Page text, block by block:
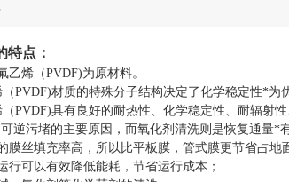
特点：
烯（PVDF)为原材料。
PVDF)材质的特殊分子结构决定了化学稳定性*为
PVDF)具有良好的耐热性、化学稳定性、耐辐射
逆污堵的主要原因，而氧化剂清洗则是恢复通量*
丝填充率高，所以比平板膜，管式膜更节省占地
可以有效降低能耗，节省运行成本；